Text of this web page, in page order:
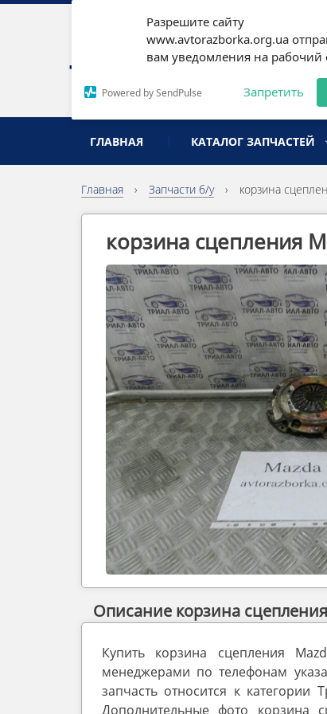
Разрешите сайту
www.avtorazborka.org.ua
вам уведомления на рабочий
Powered by SendPulse Запретить
разборка иномарок
ГЛАВНАЯ КАТАЛОГ ЗАПЧАСТЕЙ
Главная › Запчасти б/у › корзина
корзина сцепления
Описание корзина
Купить корзина сцепления
менеджерами по телефонам
запчасть относится к категории
Дополнительные фото корзина